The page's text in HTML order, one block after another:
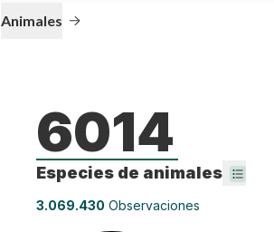
Animales
6014
Especies de animales
3.069.430 Observaciones